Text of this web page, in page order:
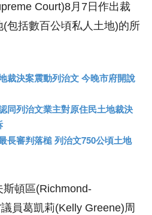
Court)8月7日作出裁
包括數百公頃私人土地)的所
裁決案震動列治文 今晚市府開說
同列治文業主對原住民土地裁決
長審判落槌 列治文750公頃土地
頓區(Richmond-
員葛凱莉(Kelly Greene)周